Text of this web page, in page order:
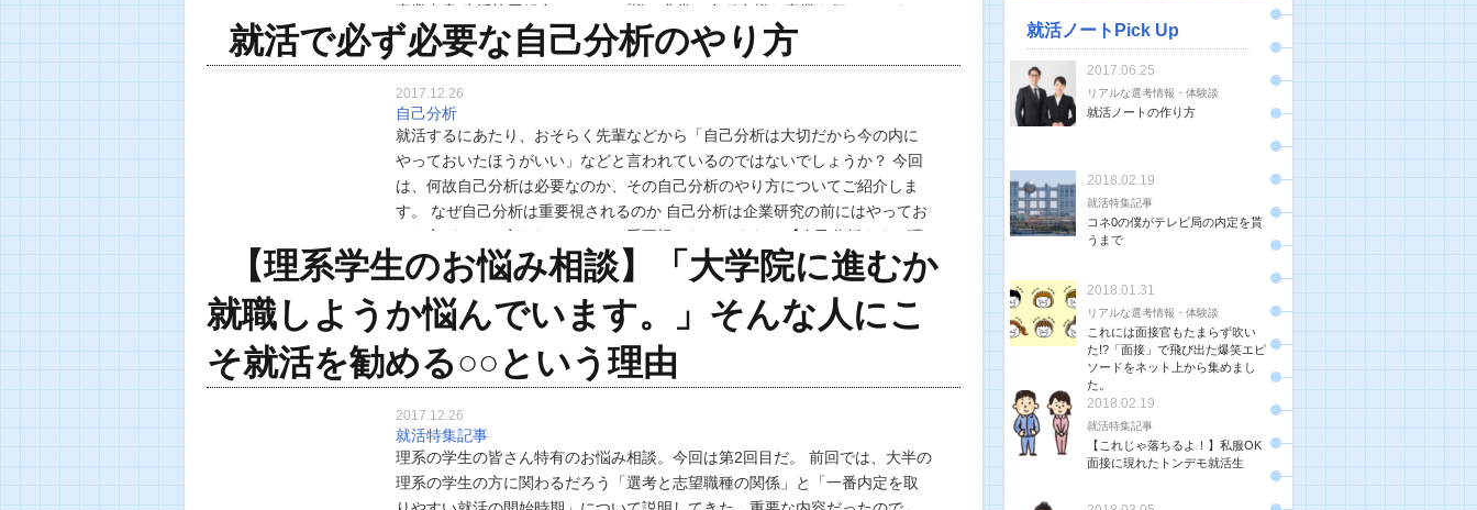
事業内容 生活協同組合ユーコープ様は非常に多種多様な事業を行っていま
す。 …
就活で必ず必要な自己分析のやり方
2017.12.26
自己分析
就活するにあたり、おそらく先輩などから「自己分析は大切だから今の内に
やっておいたほうがいい」などと言われているのではないでしょうか？ 今回
は、何故自己分析は必要なのか、その自己分析のやり方についてご紹介しま
す。 なぜ自己分析は重要視されるのか 自己分析は企業研究の前にはやってお
いた方がいいと言われているほど重要視されています。 【自己分析をする理
由】 ・企業への志望理由が明確になる。 …
【理系学生のお悩み相談】「大学院に進むか
就職しようか悩んでいます。」そんな人にこ
そ就活を勧める○○という理由
2017.12.26
就活特集記事
理系の学生の皆さん特有のお悩み相談。今回は第2回目だ。 前回では、大半の
理系の学生の方に関わるだろう「選考と志望職種の関係」と「一番内定を取
就活ノートPick Up
2017.06.25
リアルな選考情報・体験談
就活ノートの作り方
2018.02.19
就活特集記事
コネ0の僕がテレビ局の内定を貰
うまで
2018.01.31
リアルな選考情報・体験談
これには面接官もたまらず吹い
た!?「面接」で飛び出た爆笑エピ
ソードをネット上から集めまし
た。
2018.02.19
就活特集記事
【これじゃ落ちるよ！】私服OK
面接に現れたトンデモ就活生